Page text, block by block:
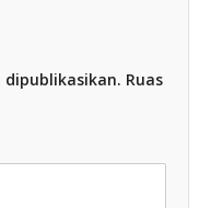
Ruas